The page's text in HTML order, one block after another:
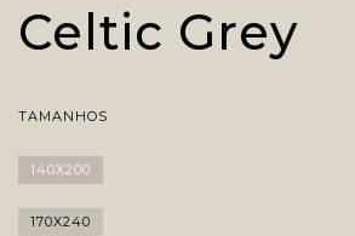
Celtic Grey
TAMANHOS
140X200
170X240